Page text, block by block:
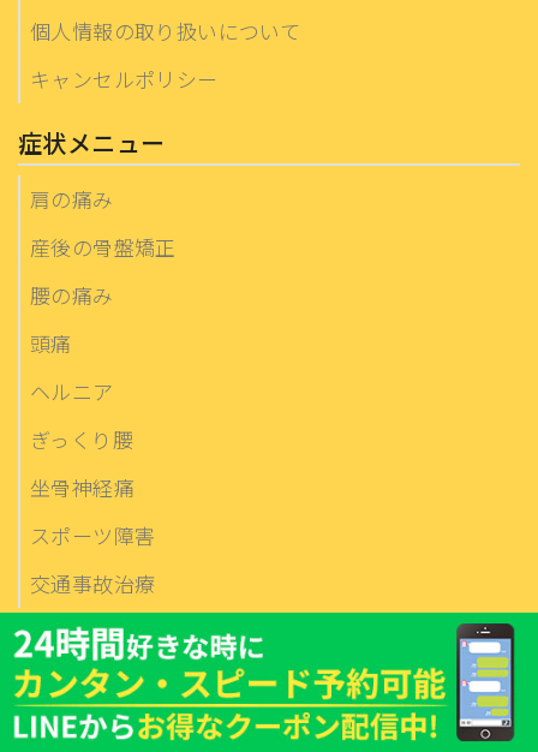
個人情報の取り扱いについて
キャンセルポリシー
症状メニュー
肩の痛み
産後の骨盤矯正
腰の痛み
頭痛
ヘルニア
ぎっくり腰
坐骨神経痛
スポーツ障害
交通事故治療